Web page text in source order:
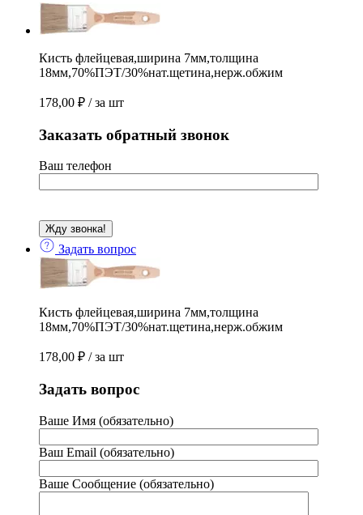
Кисть флейцевая,ширина 7мм,толщина
18мм,70%ПЭТ/30%нат.щетина,нерж.обжим
178,00 ₽ / за шт
Заказать обратный звонок
Ваш телефон
Задать вопрос
Кисть флейцевая,ширина 7мм,толщина
18мм,70%ПЭТ/30%нат.щетина,нерж.обжим
178,00 ₽ / за шт
Задать вопрос
Ваше Имя (обязательно)
Ваш Email (обязательно)
Ваше Сообщение (обязательно)